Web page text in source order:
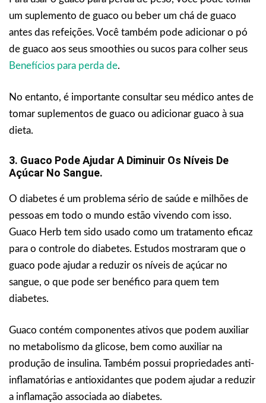
um suplemento de guaco ou beber um chá de guaco
antes das refeições. Você também pode adicionar o pó
de guaco aos seus smoothies ou sucos para colher seus
Benefícios para perda de.
No entanto, é importante consultar seu médico antes de
tomar suplementos de guaco ou adicionar guaco à sua
dieta.
3. Guaco Pode Ajudar A Diminuir Os Níveis De
Açúcar No Sangue.
O diabetes é um problema sério de saúde e milhões de
pessoas em todo o mundo estão vivendo com isso.
Guaco Herb tem sido usado como um tratamento eficaz
para o controle do diabetes. Estudos mostraram que o
guaco pode ajudar a reduzir os níveis de açúcar no
sangue, o que pode ser benéfico para quem tem
diabetes.
Guaco contém componentes ativos que podem auxiliar
no metabolismo da glicose, bem como auxiliar na
produção de insulina. Também possui propriedades anti-
inflamatórias e antioxidantes que podem ajudar a reduzir
a inflamação associada ao diabetes.